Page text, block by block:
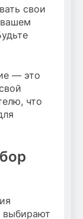
свои
— это
что
выбирают